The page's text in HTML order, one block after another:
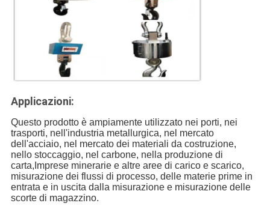
Applicazioni:
Questo prodotto è ampiamente utilizzato nei porti, nei
trasporti, nell'industria metallurgica, nel mercato
dell'acciaio, nel mercato dei materiali da costruzione,
nello stoccaggio, nel carbone, nella produzione di
carta,Imprese minerarie e altre aree di carico e scarico,
misurazione dei flussi di processo, delle materie prime in
entrata e in uscita dalla misurazione e misurazione delle
scorte di magazzino.